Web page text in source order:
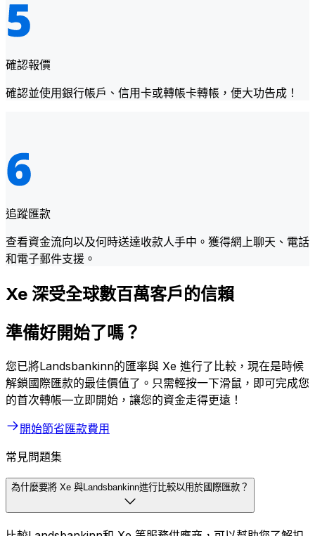
確認報價
確認並使用銀行帳戶、信用卡或轉帳卡轉帳，便大功告成！
追蹤匯款
查看資金流向以及何時送達收款人手中。獲得網上聊天、電話
和電子郵件支援。
Xe 深受全球數百萬客戶的信賴
準備好開始了嗎？
您已將Landsbankinn的匯率與 Xe 進行了比較，現在是時候
解鎖國際匯款的最佳價值了。只需輕按一下滑鼠，即可完成您
的首次轉帳—立即開始，讓您的資金走得更遠！
開始節省匯款費用
常見問題集
為什麼要將 Xe 與Landsbankinn進行比較以用於國際匯款？